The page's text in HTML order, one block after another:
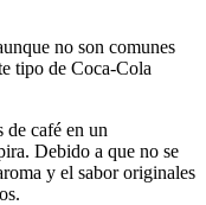
no son comunes
tipo de Coca-Cola
de café en un
Debido a que no se
y el sabor originales